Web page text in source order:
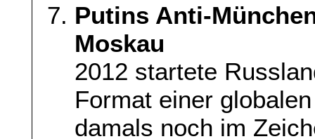
Putins Anti-
Moskau
2012 startete
Format einer
damals noch im